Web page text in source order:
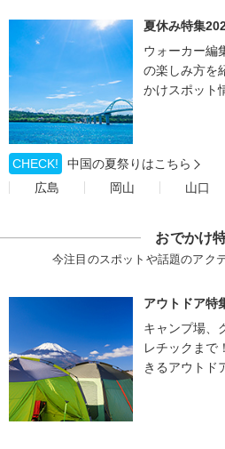
夏休み特集
ウォーカー編
の楽しみ方を
かけスポット
CHECK!
中国の夏祭りはこちら
広島
岡山 山口
おでかけ
今注目のスポットや話題のアク
アウトドア特
キャンプ場、
レチックまで
きるアウトド